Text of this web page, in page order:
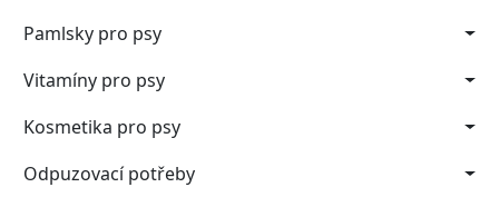
Pamlsky pro psy
Vitamíny pro psy
Kosmetika pro psy
Odpuzovací potřeby